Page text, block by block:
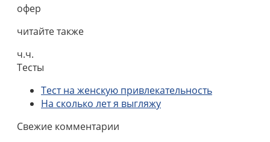
офер
читайте также
ч.ч.
Тесты
Тест на женскую привлекательность
На сколько лет я выгляжу
Свежие комментарии